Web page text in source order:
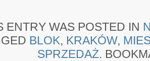
ENTRY WAS POSTED IN
BLOK, KRAKÓW,
SPRZEDAŻ.